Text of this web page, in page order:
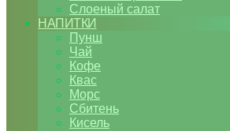
Слоеный салат
НАПИТКИ
Пунш
Чай
Кофе
Квас
Морс
Сбитень
Кисель